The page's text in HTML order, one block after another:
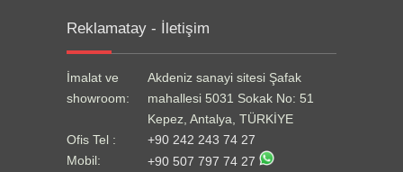
Reklamatay - İletişim
İmalat ve
showroom:
Akdeniz sanayi sitesi Şafak
mahallesi 5031 Sokak No: 51
Kepez, Antalya, TÜRKİYE
Ofis Tel :
+90 242 243 74 27
Mobil:
+90 507 797 74 27